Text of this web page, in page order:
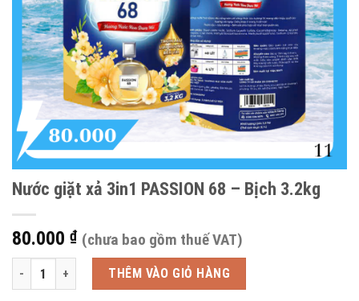
Nước giặt xả 3in1 PASSION 68 – Bịch 3.2kg
80.000 ₫ (chưa bao gồm thuế VAT)
Nước giặt xả 3in1 PASSION 68 - Bịch 3.2kg số lượng
THÊM VÀO GIỎ HÀNG